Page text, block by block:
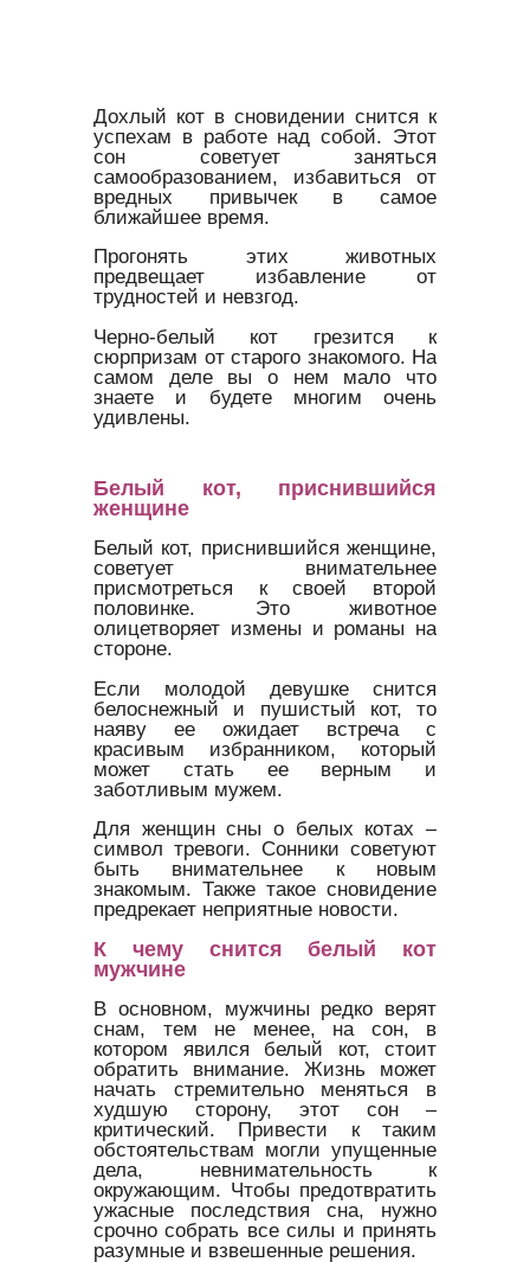
Дохлый кот в сновидении снится к
успехам в работе над собой. Этот
сон советует заняться
самообразованием, избавиться от
вредных привычек в самое
ближайшее время.
Прогонять этих животных
предвещает избавление от
трудностей и невзгод.
Черно-белый кот грезится к
сюрпризам от старого знакомого. На
самом деле вы о нем мало что
знаете и будете многим очень
удивлены.
Белый кот, приснившийся
женщине
Белый кот, приснившийся женщине,
советует внимательнее
присмотреться к своей второй
половинке. Это животное
олицетворяет измены и романы на
стороне.
Если молодой девушке снится
белоснежный и пушистый кот, то
наяву ее ожидает встреча с
красивым избранником, который
может стать ее верным и
заботливым мужем.
Для женщин сны о белых котах –
символ тревоги. Сонники советуют
быть внимательнее к новым
знакомым. Также такое сновидение
предрекает неприятные новости.
К чему снится белый кот
мужчине
В основном, мужчины редко верят
снам, тем не менее, на сон, в
котором явился белый кот, стоит
обратить внимание. Жизнь может
начать стремительно меняться в
худшую сторону, этот сон –
критический. Привести к таким
обстоятельствам могли упущенные
дела, невнимательность к
окружающим. Чтобы предотвратить
ужасные последствия сна, нужно
срочно собрать все силы и принять
разумные и взвешенные решения.